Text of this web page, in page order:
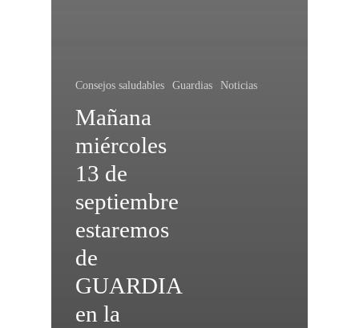
Consejos saludables Guardias Noticias
Mañana
miércoles
13 de
septiembre
estaremos
de
GUARDIA
en la